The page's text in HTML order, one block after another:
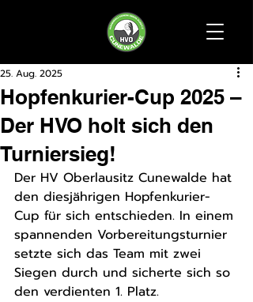
Hopfenkurier-Cup 2025 –
Der HVO holt sich den
Turniersieg!
25. Aug. 2025
Der HV Oberlausitz Cunewalde hat
den diesjährigen Hopfenkurier-
Cup für sich entschieden. In einem
spannenden Vorbereitungsturnier
setzte sich das Team mit zwei
Siegen durch und sicherte sich so
den verdienten 1. Platz.